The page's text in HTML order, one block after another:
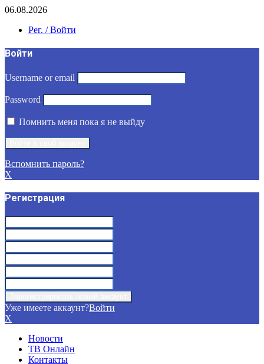
06.08.2026
Рег. / Войти
Войти
Username or email
Password
Помнить меня пока я не выйду
Вспомнить пароль?
X
Регистрация
Уже имеете аккаунт?Войти
X
Новости
ТВ Онлайн
Контакты